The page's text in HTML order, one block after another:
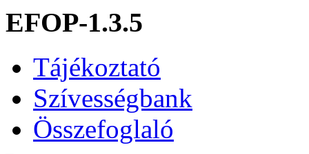
EFOP-1.3.5
Tájékoztató
Szívességbank
Összefoglaló